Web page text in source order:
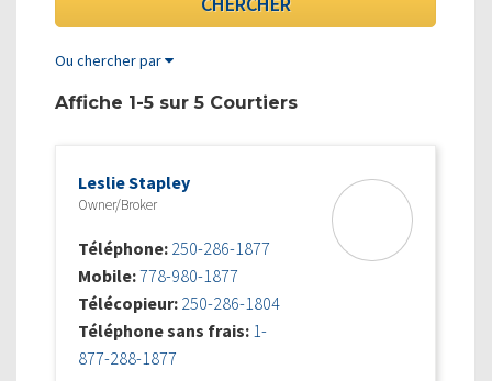
Ou chercher par
Affiche 1-5 sur 5 Courtiers
Leslie Stapley
Owner/Broker
Téléphone: 250-286-1877
Mobile:778-980-1877
Télécopieur: 250-286-1804
Téléphone sans frais: 1-
877-288-1877